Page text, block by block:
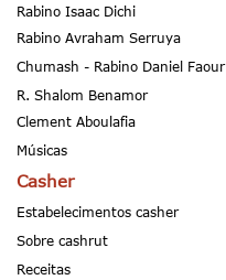
Rabino Isaac Dichi
Rabino Avraham Serruya
Chumash - Rabino Daniel Faour
R. Shalom Benamor
Clement Aboulafia
Músicas
Casher
Estabelecimentos casher
Sobre cashrut
Receitas